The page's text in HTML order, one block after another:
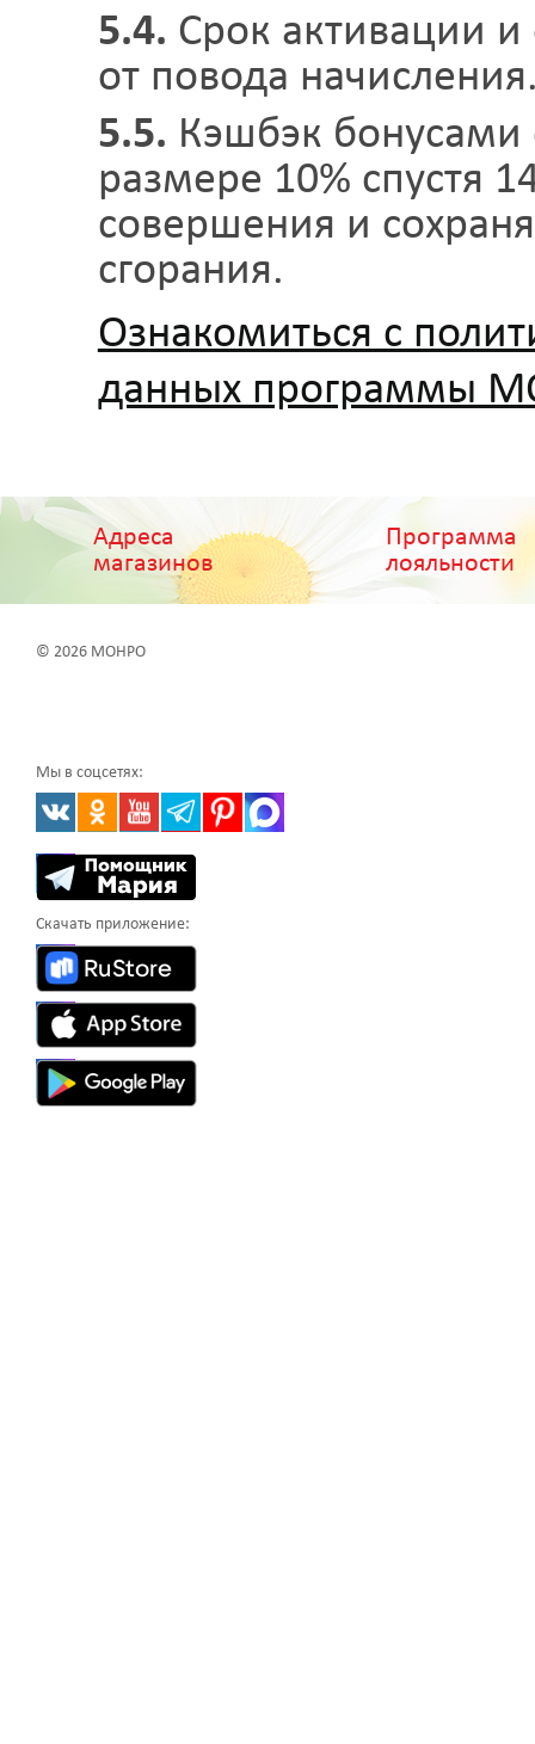
5.4. Срок активации и
от повода
5.5. Кэшбэк бонусами
размере 10% спустя
совершения и
сгорания.
Ознакомиться с
данных программы
Адреса
магазинов
Программа
лояльности
© 2026 МОНРО
Мы в соцсетях:
Скачать приложение: